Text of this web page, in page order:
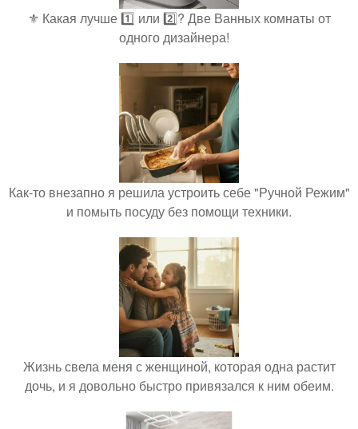
⚜️ Какая лучше 1️⃣ или 2️⃣? Две Ванных комнаты от
одного дизайнера!⠀
Как-то внезапно я решила устроить себе "Ручной Режим"
и помыть посуду без помощи техники.
Жизнь свела меня с женщиной, которая одна растит
дочь, и я довольно быстро привязался к ним обеим.